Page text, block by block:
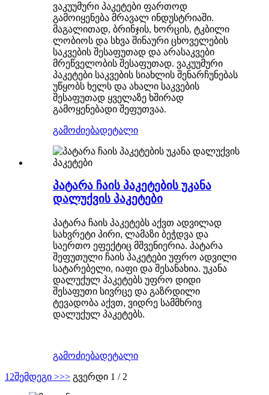
ვაკუუმური პაკეტები ფართოდ
გამოიყენება მრავალ ინდუსტრიაში.
მაგალითად, ბრინჯის, ხორცის, ტკბილი
ლობიოს და სხვა შინაური ცხოველების
საკვების შესაფუთად და არასაკვები
მრეწველობის შესაფუთად. ვაკუუმური
პაკეტები საკვების სიახლის შენარჩუნებას
უწყობს ხელს და ახალი საკვების
შესაფუთად ყველაზე ხშირად
გამოყენებადი შეფუთვაა.
გამოძიებადეტალი
პატარა ჩაის პაკეტების უკანა
დალუქვის პაკეტები
პატარა ჩაის პაკეტებს აქვთ ადვილად
სახვრეტი პირი, ლამაზი ბეჭდვა და
საერთო ეფექტიც მშვენიერია. პატარა
შეფუთული ჩაის პაკეტები უფრო ადვილი
სატარებელი, იაფი და შესანახია. უკანა
დალუქულ პაკეტებს უფრო დიდი
შესაფუთი სივრცე და გაზრდილი
ტევადობა აქვთ, ვიდრე სამმხრივ
დალუქულ პაკეტებს.
გამოძიებადეტალი
1 2შემდეგი >>> გვერდი 1 / 2